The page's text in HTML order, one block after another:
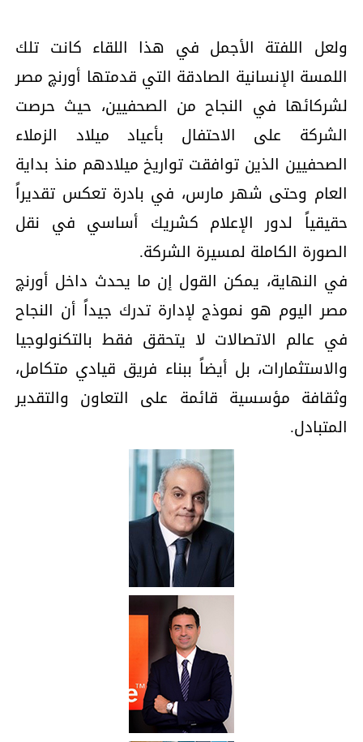
ولعل اللفتة الأجمل في هذا اللقاء كانت تلك
اللمسة الإنسانية الصادقة التي قدمتها أورنچ مصر
لشركائها في النجاح من الصحفيين، حيث حرصت
الشركة على الاحتفال بأعياد ميلاد الزملاء
الصحفيين الذين توافقت تواريخ ميلادهم منذ بداية
العام وحتى شهر مارس، في بادرة تعكس تقديراً
حقيقياً لدور الإعلام كشريك أساسي في نقل
الصورة الكاملة لمسيرة الشركة.
في النهاية، يمكن القول إن ما يحدث داخل أورنچ
مصر اليوم هو نموذج لإدارة تدرك جيداً أن النجاح
في عالم الاتصالات لا يتحقق فقط بالتكنولوجيا
والاستثمارات، بل أيضاً ببناء فريق قيادي متكامل،
وثقافة مؤسسية قائمة على التعاون والتقدير
المتبادل.